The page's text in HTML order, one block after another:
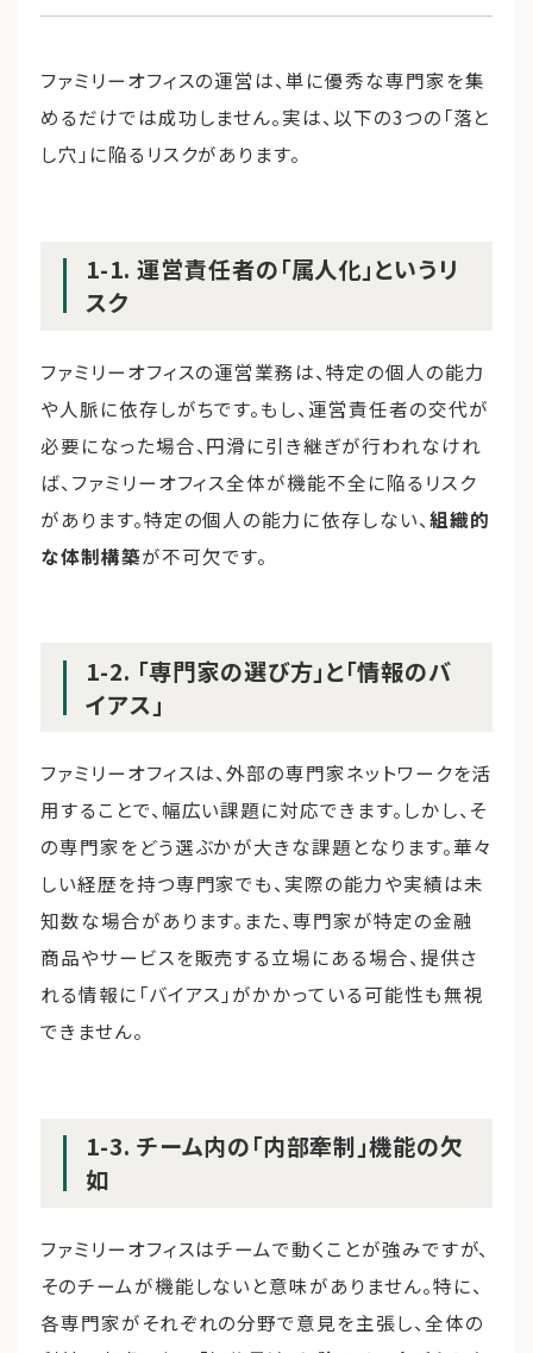
ファミリーオフィスの運営は、単に優秀な専門家を集
めるだけでは成功しません。実は、以下の3つの「落と
し穴」に陥るリスクがあります。
1-1. 運営責任者の「属人化」というリ
スク
ファミリーオフィスの運営業務は、特定の個人の能力
や人脈に依存しがちです。もし、運営責任者の交代が
必要になった場合、円滑に引き継ぎが行われなけれ
ば、ファミリーオフィス全体が機能不全に陥るリスク
があります。特定の個人の能力に依存しない、 組織的
な体制構築が不可欠です。
1-2. 「専門家の選び方」と「情報のバ
イアス」
ファミリーオフィスは、外部の専門家ネットワークを活
用することで、幅広い課題に対応できます。しかし、そ
の専門家をどう選ぶかが大きな課題となります。華々
しい経歴を持つ専門家でも、実際の能力や実績は未
知数な場合があります。また、専門家が特定の金融
商品やサービスを販売する立場にある場合、提供さ
れる情報に「バイアス」がかかっている可能性も無視
できません。
1-3. チーム内の「内部牽制」機能の欠
如
ファミリーオフィスはチームで動くことが強みですが、
そのチームが機能しないと意味がありません。特に、
各専門家がそれぞれの分野で意見を主張し、全体の